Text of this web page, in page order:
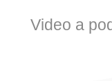
Video a